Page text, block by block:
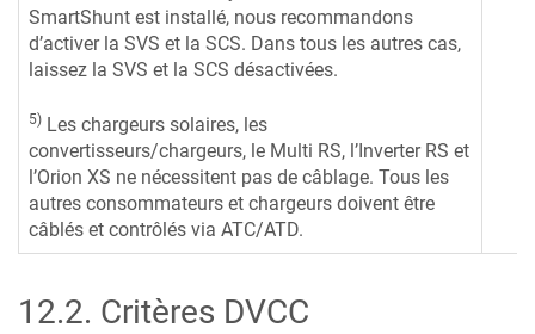
SmartShunt est installé, nous recommandons
d’activer la SVS et la SCS. Dans tous les autres cas,
laissez la SVS et la SCS désactivées.
5) Les chargeurs solaires, les
convertisseurs/chargeurs, le Multi RS, l’Inverter RS et
l’Orion XS ne nécessitent pas de câblage. Tous les
autres consommateurs et chargeurs doivent être
câblés et contrôlés via ATC/ATD.
12.2. Critères DVCC